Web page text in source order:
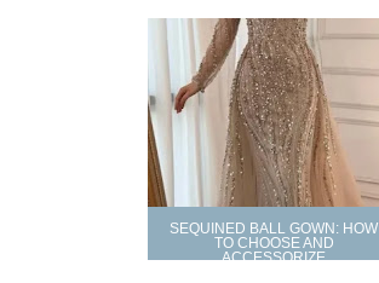
SEQUINED BALL GOWN: HOW
TO CHOOSE AND
ACCESSORIZE